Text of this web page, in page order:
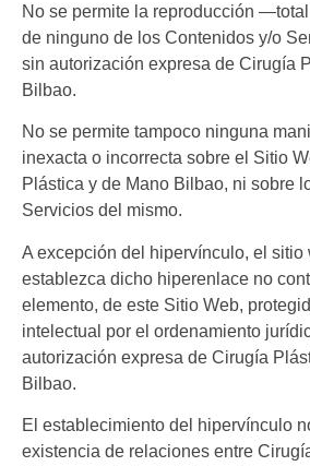
No se permite la reproducción
de ninguno de los Contenidos y/o
sin autorización expresa de Cirugía
Bilbao.
No se permite tampoco ninguna
inexacta o incorrecta sobre el Sitio
Plástica y de Mano Bilbao, ni sobre
Servicios del mismo.
A excepción del hipervínculo, el sitio
establezca dicho hiperenlace no
elemento, de este Sitio Web,
intelectual por el ordenamiento
autorización expresa de Cirugía
Bilbao.
El establecimiento del hipervínculo
existencia de relaciones entre